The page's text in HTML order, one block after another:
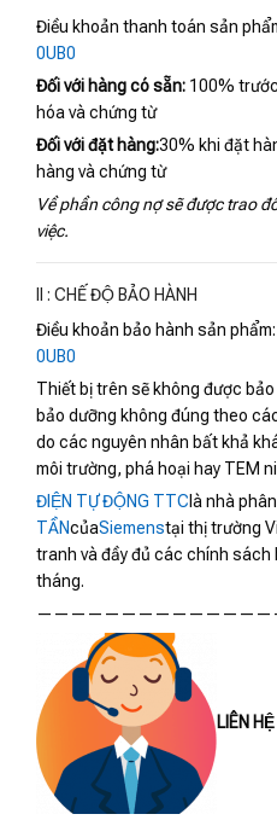
Điều khoản thanh toán sản
0UB0
Đối với hàng có sẵn: 100%
hóa và chứng từ
Đối với đặt hàng:30% khi đặt
hàng và chứng từ
Về phần công nợ sẽ được trao
việc.
II : CHẾ ĐỘ BẢO HÀNH
Điều khoản bảo hành sản phẩm:
0UB0
Thiết bị trên sẽ không được
bảo dưỡng không đúng theo
do các nguyên nhân bất khả
môi trường, phá hoại hay TEM
ĐIỆN TỰ ĐỘNG TTC là nhà
TẦNcủaSiemenstại thị trường
tranh và đầy đủ các chính
tháng.
LIÊN HỆ